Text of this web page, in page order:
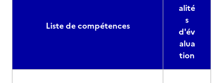
Liste de compétences
alité
s
d'év
alua
tion